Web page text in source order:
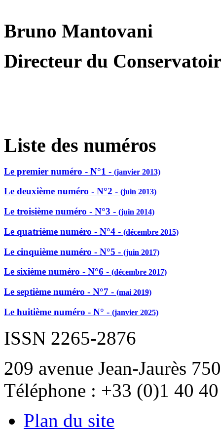
Bruno Mantovani
Directeur du
Liste des numéros
Le premier numéro - N°1 - (janvier 2013)
Le deuxième numéro - N°2 - (juin 2013)
Le troisième numéro - N°3 - (juin 2014)
Le quatrième numéro - N°4 - (décembre 2015)
Le cinquième numéro - N°5 - (juin 2017)
Le sixième numéro - N°6 - (décembre 2017)
Le septième numéro - N°7 - (mai 2019)
Le huitième numéro - N° - (janvier 2025)
ISSN 2265-2876
209 avenue Jean-Jaurès
Téléphone : +33 (0)1 40
Plan du site